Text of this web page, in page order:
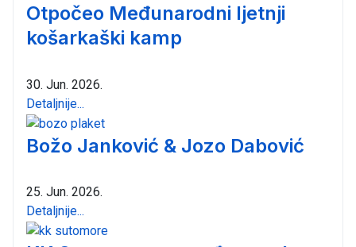
Otpočeo Međunarodni ljetnji
košarkaški kamp
30. Jun. 2026.
Detaljnije...
Božo Janković & Jozo Dabović
25. Jun. 2026.
Detaljnije...